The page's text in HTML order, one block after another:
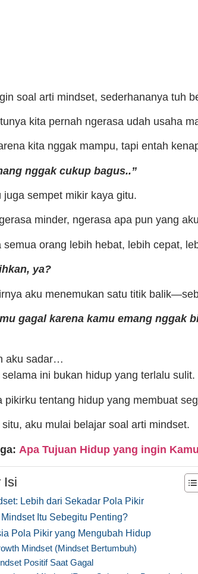
soal arti mindset, sederhananya tuh
kita pernah ngerasa udah usaha
kita nggak mampu, tapi entah
nggak cukup bagus..”
juga sempet mikir kaya gitu.
minder, ngerasa apa pun yang
semua orang lebih hebat, lebih cepat,
ya?
aku menemukan satu titik
gagal karena kamu emang nggak
aku sadar…
ini bukan hidup yang terlalu sulit.
pikirku tentang hidup yang membuat
aku mulai belajar soal arti mindset.
Apa Tujuan Hidup yang ingin
Isi
Lebih dari Sekadar Pola Pikir
Itu Sebegitu Penting?
Pola Pikir yang Mengubah Hidup
Mindset (Mindset Bertumbuh)
Positif Saat Gagal